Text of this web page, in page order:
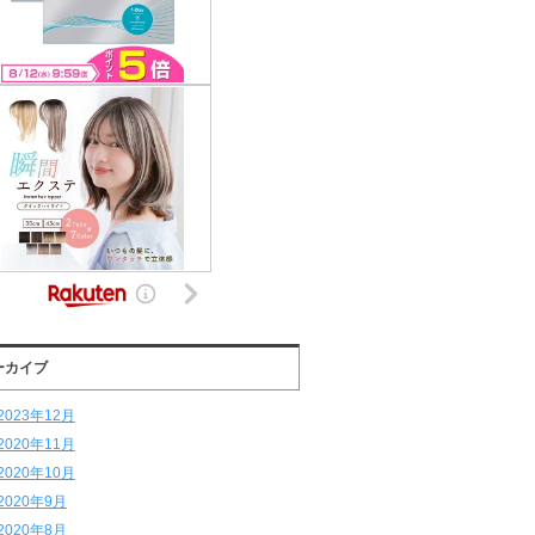
カイブ
年12月
年11月
年10月
年9月
年8月